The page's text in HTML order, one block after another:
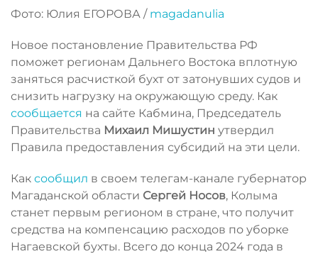
Фото: Юлия ЕГОРОВА / magadanulia
Новое постановление Правительства РФ
поможет регионам Дальнего Востока вплотную
заняться расчисткой бухт от затонувших судов и
снизить нагрузку на окружающую среду. Как
сообщается на сайте Кабмина, Председатель
Правительства Михаил Мишустин утвердил
Правила предоставления субсидий на эти цели.
Как сообщил в своем телегам-канале губернатор
Магаданской области Сергей Носов, Колыма
станет первым регионом в стране, что получит
средства на компенсацию расходов по уборке
Нагаевской бухты. Всего до конца 2024 года в